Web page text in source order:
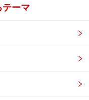
テーマ